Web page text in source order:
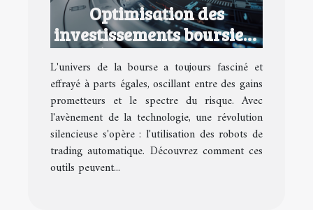
Optimisation des
investissements boursiers
grâce aux robots de
trading automatique
L'univers de la bourse a toujours fasciné et
effrayé à parts égales, oscillant entre des gains
prometteurs et le spectre du risque. Avec
l'avènement de la technologie, une révolution
silencieuse s'opère : l'utilisation des robots de
trading automatique. Découvrez comment ces
outils peuvent...